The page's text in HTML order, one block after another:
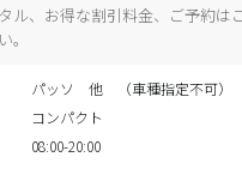
ル、お得な割引料金、ご予約は
パッソ 他 （車種指定不可）
コンパクト
08:00-20:00